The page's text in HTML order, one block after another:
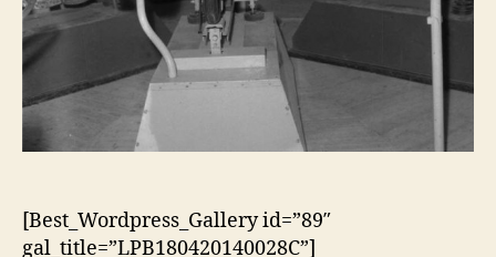
[Best_Wordpress_Gallery id=”89″
gal_title=”LPB180420140028C”]